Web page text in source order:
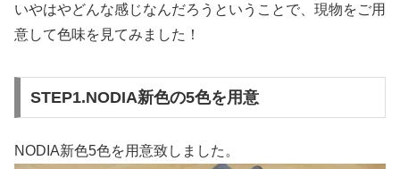
いやはやどんな感じなんだろうということで、現物をご用
意して色味を見てみました！
STEP1.NODIA新色の5色を用意
NODIA新色5色を用意致しました。